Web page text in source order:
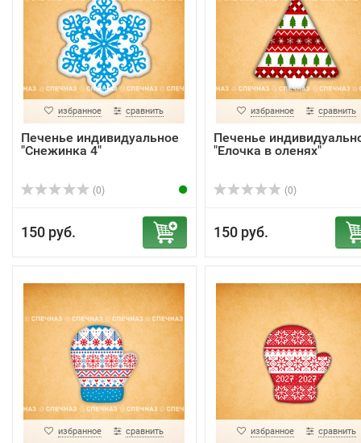
избранное сравнить
Печенье индивидуальное
"Снежинка 4"
(0)
150 руб.
избранное сравнить
Печенье
"Елочка в оленях"
(0)
150 руб.
избранное сравнить избранное сравнить